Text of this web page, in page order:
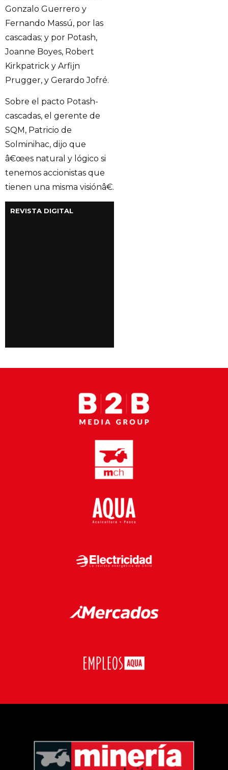
Gonzalo Guerrero y
Fernando Massú, por las
cascadas; y por Potash,
Joanne Boyes, Robert
Kirkpatrick y Arfijn
Prugger, y Gerardo Jofré.
Sobre el pacto Potash-
cascadas, el gerente de
SQM, Patricio de
Solminihac, dijo que
â€œes natural y lógico si
tenemos accionistas que
tienen una misma visiónâ€.
REVISTA DIGITAL